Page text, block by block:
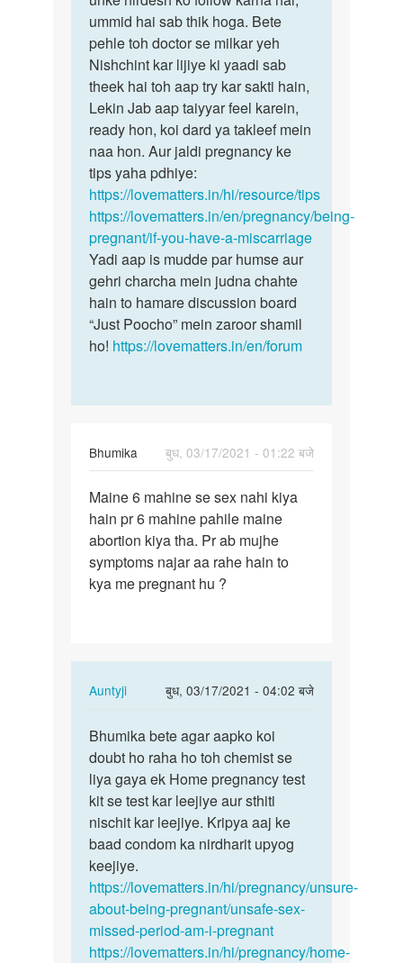
Deepika
ummid hai sab thik hoga. Bete
pehle toh doctor se milkar yeh
Nishchint kar lijiye ki yaadi sab
theek hai toh aap try kar sakti hain,
Lekin Jab aap taiyyar feel karein,
ready hon, koi dard ya takleef mein
naa hon. Aur jaldi pregnancy ke
tips yaha pdhiye:
https://lovematters.in/hi/resource/tips
https://lovematters.in/en/pregnancy/being-
pregnant/if-you-have-a-miscarriage
Yadi aap is mudde par humse aur
gehri charcha mein judna chahte
hain to hamare discussion board
“Just Poocho” mein zaroor shamil
ho! https://lovematters.in/en/forum
Bhumika
बुध, 03/17/2021 - 01:22 बजे
Maine
6
mahine
se
sex
Maine 6 mahine se sex nahi kiya
hain pr 6 mahine pahile maine
abortion kiya tha. Pr ab mujhe
symptoms najar aa rahe hain to
kya me pregnant hu ?
Auntyji
बुध, 03/17/2021 - 04:02 बजे
In
to
Maine
6
mahine
se
sex
nahi…
by
Bhumika
Bhumika
bete
agar
aapko
koi…
Bhumika bete agar aapko koi
doubt ho raha ho toh chemist se
liya gaya ek Home pregnancy test
kit se test kar leejiye aur sthiti
nischit kar leejiye. Kripya aaj ke
baad condom ka nirdharit upyog
keejiye.
https://lovematters.in/hi/pregnancy/unsure-
about-being-pregnant/unsafe-sex-
missed-period-am-i-pregnant
https://lovematters.in/hi/pregnancy/home-